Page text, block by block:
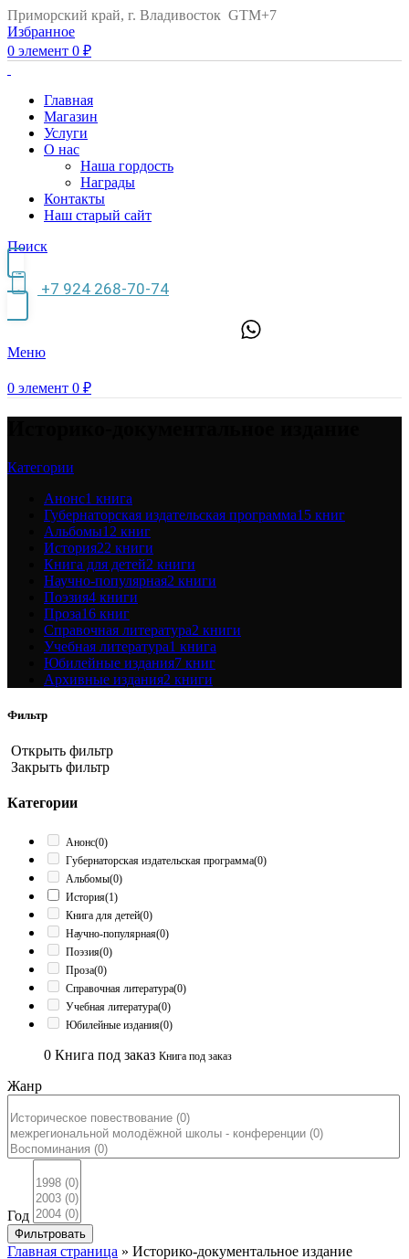
Приморский край, г. Владивосток GTM+7
Избранное
0 элемент 0 ₽
Главная
Магазин
Услуги
О нас
Наша гордость
Награды
Контакты
Наш старый сайт
Поиск
+7 924 268-70-74
Меню
0 элемент 0 ₽
Категории
Анонс1 книга
Губернаторская издательская программа15 книг
Альбомы12 книг
История22 книги
Книга для детей2 книги
Научно-популярная2 книги
Поэзия4 книги
Проза16 книг
Справочная литература2 книги
Учебная литература1 книга
Юбилейные издания7 книг
Архивные издания2 книги
Фильтр
Открыть фильтр
Закрыть фильтр
Категории
Анонс(0)
Губернаторская издательская программа(0)
Альбомы(0)
История(1)
Книга для детей(0)
Научно-популярная(0)
Поэзия(0)
Проза(0)
Справочная литература(0)
Учебная литература(0)
Юбилейные издания(0)
0 Книга под заказ Книга под заказ
Жанр
Год
Фильтровать
Главная страница » Историко-документальное издание